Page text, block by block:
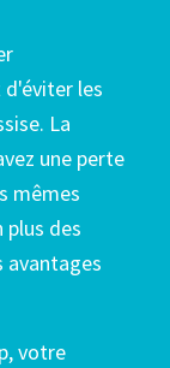
les
La
une perte
mêmes
plus des
avantages
votre